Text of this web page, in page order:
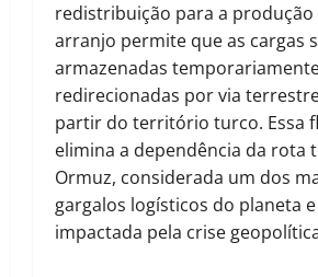
redistribuição para a produção
arranjo permite que as cargas
armazenadas
redirecionadas por via
partir do território turco. Essa
elimina a dependência da rota
Ormuz, considerada um dos
gargalos logísticos do planeta
impactada pela crise